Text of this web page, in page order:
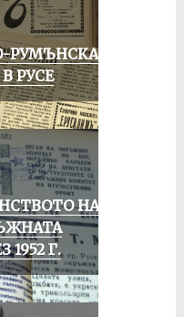
РУМЪНСКА
РУСЕ
НА
1952 Г.